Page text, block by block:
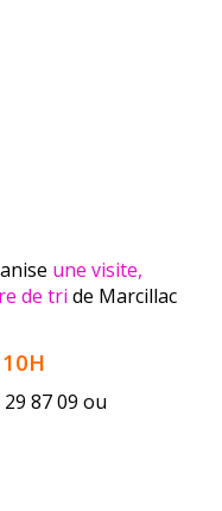
une visite,
de tri de Marcillac
10H
87 09 ou